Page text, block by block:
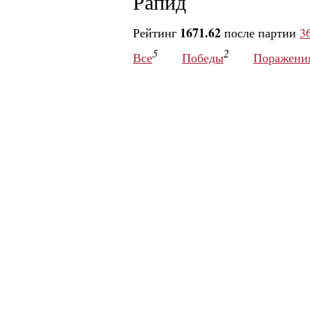
Рейтинг 1671.62 после партии
Все5 Победы2